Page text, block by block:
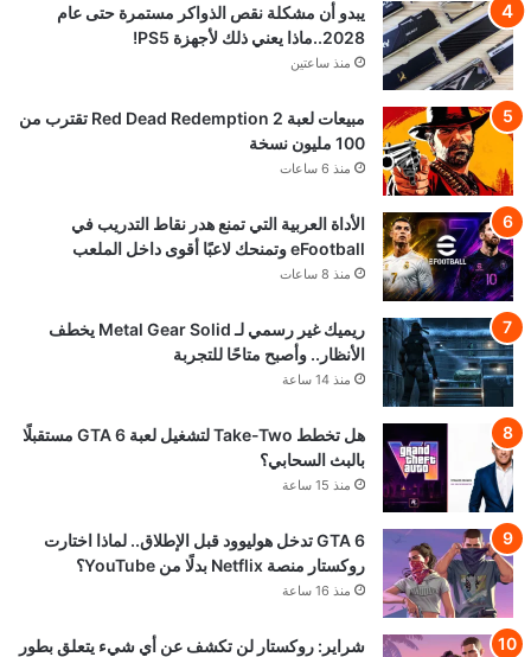
يبدو أن مشكلة نقص الذواكر مستمرة حتى عام
2028..ماذا يعني ذلك لأجهزة PS5!
منذ ساعتين
مبيعات لعبة Red Dead Redemption 2 تقترب من
100 مليون نسخة
منذ 6 ساعات
الأداة العربية التي تمنع هدر نقاط التدريب في
eFootball وتمنحك لاعبًا أقوى داخل الملعب
منذ 8 ساعات
ريميك غير رسمي لـ Metal Gear Solid يخطف
الأنظار.. وأصبح متاحًا للتجربة
منذ 14 ساعة
هل تخطط Take-Two لتشغيل لعبة GTA 6 مستقبلًا
بالبث السحابي؟
منذ 15 ساعة
GTA 6 تدخل هوليوود قبل الإطلاق.. لماذا اختارت
روكستار منصة Netflix بدلًا من YouTube؟
منذ 16 ساعة
شراير: روكستار لن تكشف عن أي شيء يتعلق بطور